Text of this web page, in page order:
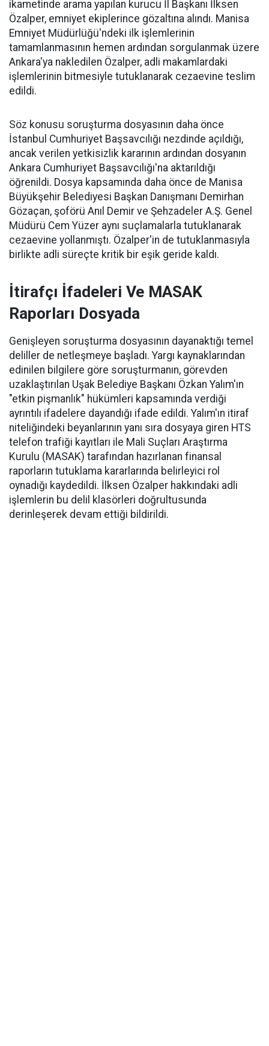
ikametinde arama yapılan kurucu İl Başkanı İlksen
Özalper, emniyet ekiplerince gözaltına alındı. Manisa
Emniyet Müdürlüğü'ndeki ilk işlemlerinin
tamamlanmasının hemen ardından sorgulanmak üzere
Ankara'ya nakledilen Özalper, adli makamlardaki
işlemlerinin bitmesiyle tutuklanarak cezaevine teslim
edildi.
Söz konusu soruşturma dosyasının daha önce
İstanbul Cumhuriyet Başsavcılığı nezdinde açıldığı,
ancak verilen yetkisizlik kararının ardından dosyanın
Ankara Cumhuriyet Başsavcılığı'na aktarıldığı
öğrenildi. Dosya kapsamında daha önce de Manisa
Büyükşehir Belediyesi Başkan Danışmanı Demirhan
Gözaçan, şoförü Anıl Demir ve Şehzadeler A.Ş. Genel
Müdürü Cem Yüzer aynı suçlamalarla tutuklanarak
cezaevine yollanmıştı. Özalper'in de tutuklanmasıyla
birlikte adli süreçte kritik bir eşik geride kaldı.
İtirafçı İfadeleri Ve MASAK
Raporları Dosyada
Genişleyen soruşturma dosyasının dayanaktığı temel
deliller de netleşmeye başladı. Yargı kaynaklarından
edinilen bilgilere göre soruşturmanın, görevden
uzaklaştırılan Uşak Belediye Başkanı Özkan Yalım'ın
"etkin pişmanlık" hükümleri kapsamında verdiği
ayrıntılı ifadelere dayandığı ifade edildi. Yalım'ın itiraf
niteliğindeki beyanlarının yanı sıra dosyaya giren HTS
telefon trafiği kayıtları ile Mali Suçları Araştırma
Kurulu (MASAK) tarafından hazırlanan finansal
raporların tutuklama kararlarında belirleyici rol
oynadığı kaydedildi. İlksen Özalper hakkındaki adli
işlemlerin bu delil klasörleri doğrultusunda
derinleşerek devam ettiği bildirildi.